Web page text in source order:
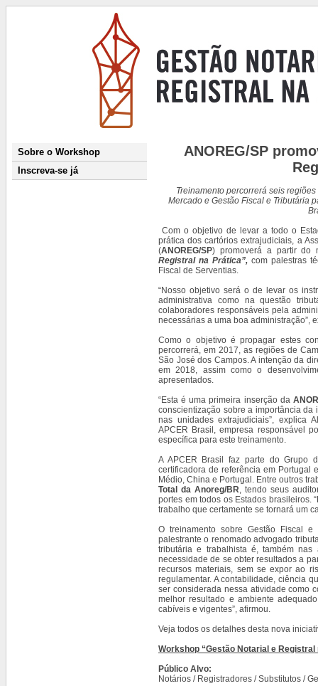
Sobre o Workshop
Inscreva-se já
ANOREG/SP
Treinamento percorrerá seis
Mercado e Gestão Fiscal e Tributária
Com o objetivo de levar a todo o
prática dos cartórios extrajudiciais, a
(ANOREG/SP) promoverá a partir do
Registral na Prática”, com palestras
Fiscal de Serventias.
“Nosso objetivo será o de levar os
administrativa como na questão
colaboradores responsáveis pela
necessárias a uma boa administração”,
Como o objetivo é propagar estes
percorrerá, em 2017, as regiões de
São José dos Campos. A intenção da
em 2018, assim como o
apresentados.
“Esta é uma primeira inserção da
conscientização sobre a importância
nas unidades extrajudiciais”, explica
APCER Brasil, empresa responsável
específica para este treinamento.
A APCER Brasil faz parte do Grupo
certificadora de referência em Portugal
Médio, China e Portugal. Entre outros
Total da Anoreg/BR, tendo seus
portes em todos os Estados brasileiros.
trabalho que certamente se tornará um
O treinamento sobre Gestão Fiscal
palestrante o renomado advogado
tributária e trabalhista é, também
necessidade de se obter resultados a
recursos materiais, sem se expor ao
regulamentar. A contabilidade, ciência
ser considerada nessa atividade como
melhor resultado e ambiente
cabíveis e vigentes”, afirmou.
Veja todos os detalhes desta nova
Workshop “Gestão Notarial e Registral
Público Alvo:
Notários / Registradores / Substitutos /